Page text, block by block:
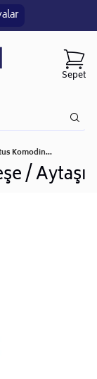
Sepet
Komodin...
/ Aytaşı